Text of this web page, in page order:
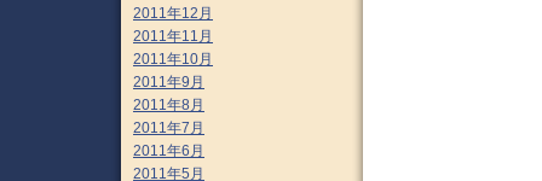
2011年12月
2011年11月
2011年10月
2011年9月
2011年8月
2011年7月
2011年6月
2011年5月